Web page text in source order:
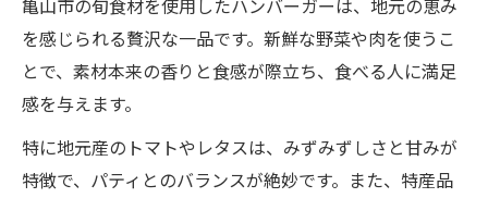
亀山市の旬食材を使用したハンバーガーは、地元の恵み
を感じられる贅沢な一品です。新鮮な野菜や肉を使うこ
とで、素材本来の香りと食感が際立ち、食べる人に満足
感を与えます。
特に地元産のトマトやレタスは、みずみずしさと甘みが
特徴で、パティとのバランスが絶妙です。また、特産品